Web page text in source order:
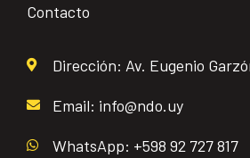
Contacto
Dirección: Av. Eugenio
Email: info@ndo.uy
WhatsApp: +598 92 727 817